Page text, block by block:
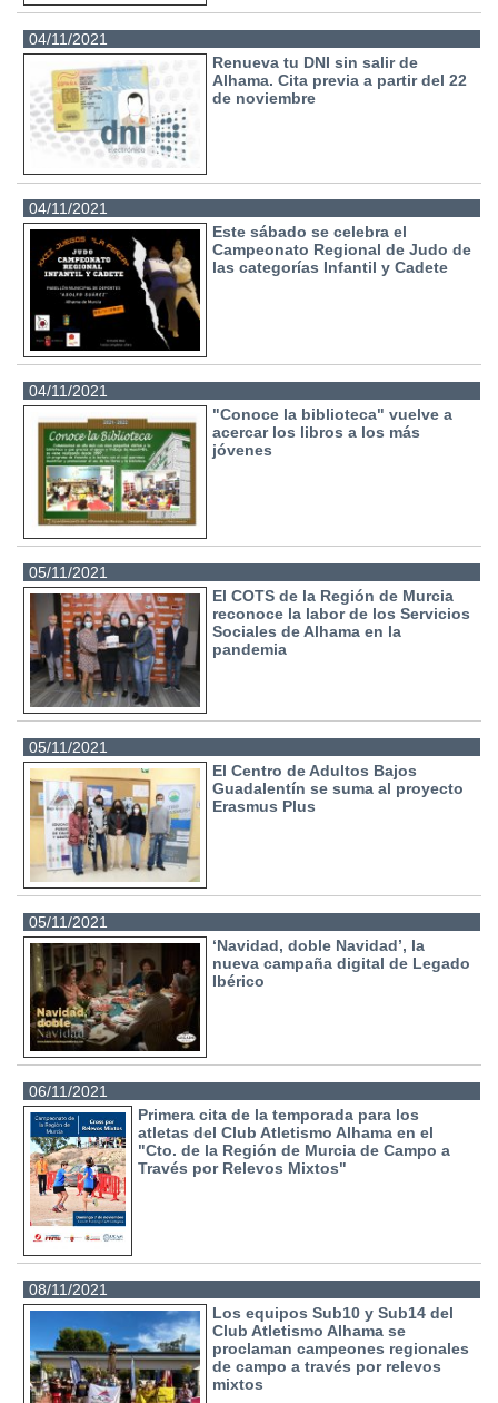
04/11/2021
Renueva tu DNI sin salir de
Alhama. Cita previa a partir del 22
de noviembre
04/11/2021
Este sábado se celebra el
Campeonato Regional de Judo de
las categorías Infantil y Cadete
04/11/2021
"Conoce la biblioteca" vuelve a
acercar los libros a los más
jóvenes
05/11/2021
El COTS de la Región de Murcia
reconoce la labor de los Servicios
Sociales de Alhama en la
pandemia
05/11/2021
El Centro de Adultos Bajos
Guadalentín se suma al proyecto
Erasmus Plus
05/11/2021
‘Navidad, doble Navidad’, la
nueva campaña digital de Legado
Ibérico
06/11/2021
Primera cita de la temporada para los
atletas del Club Atletismo Alhama en el
"Cto. de la Región de Murcia de Campo a
Través por Relevos Mixtos"
08/11/2021
Los equipos Sub10 y Sub14 del
Club Atletismo Alhama se
proclaman campeones regionales
de campo a través por relevos
mixtos